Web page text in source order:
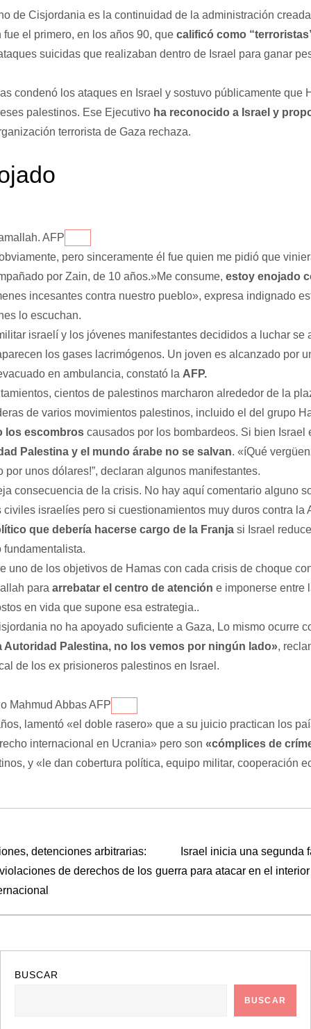
de Cisjordania es la continuidad de la administración
fue el primero, en los años 90, que calificó como
suicidas que realizaban dentro de Israel para ganar
condenó los ataques en Israel y sostuvo públicamente que
palestinos. Ese Ejecutivo ha reconocido a Israel y
terrorista de Gaza rechaza.
AFP
pero sinceramente él fue quien me pidió que
por Zain, de 10 años.»Me consume, estoy enojado
incesantes contra nuestro pueblo», expresa indignado
lo escuchan.
israelí y los jóvenes manifestantes decididos a luchar se
los gases lacrimógenos. Un joven es alcanzado por
en ambulancia, constató la AFP.
cientos de palestinos marcharon alrededor de la
de varios movimientos palestinos, incluido el del grupo
los escombros causados por los bombardeos. Si bien Israel
Palestina y el mundo árabe no se salvan. «íQué
por unos dólares!”, declaran algunos manifestantes.
consecuencia de la crisis. No hay aquí comentario alguno
civiles israelíes pero si cuestionamientos muy duros contra la
que debería hacerse cargo de la Franja si Israel
fundamentalista.
uno de los objetivos de Hamas con cada crisis de choque
para arrebatar el centro de atención e imponerse entre
en vida que supone esa estrategia..
no ha apoyado suficiente a Gaza, Lo mismo ocurre
Palestina, no los vemos por ningún lado»,
de los ex prisioneros palestinos en Israel.
Mahmud Abbas AFP
lamentó «el doble rasero» que a su juicio practican los
internacional en Ucrania» pero son «cómplices de
y «le dan cobertura política, equipo militar, cooperación
detenciones arbitrarias:
de derechos de los
Israel inicia una segunda
guerra para atacar en el
BUSCAR
BUSCAR